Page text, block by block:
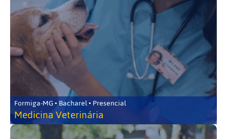
Formiga-MG • Bacharel • Presencial
Medicina Veterinária